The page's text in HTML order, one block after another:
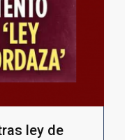
ley de